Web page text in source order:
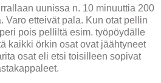
uunissa n. 10 minuuttia 200
Varo etteivät pala. Kun otat pellin
pois pelliltä esim. työpöydälle
kaikki örkin osat ovat jäähtyneet
osat eli etsi toisilleen sopivat